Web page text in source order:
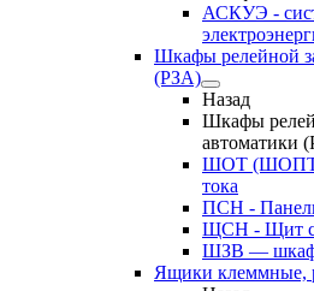
АСКУЭ -
Шкафы релейной
(РЗА)
Назад
Шкафы
автоматики
ШОТ
тока
ПСН -
ЩСН - Щит
ШЗВ — шкаф
Ящики клеммные,